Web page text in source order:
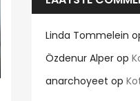
Linda Tommelein
Özdenur Alper op
anarchoyeet op